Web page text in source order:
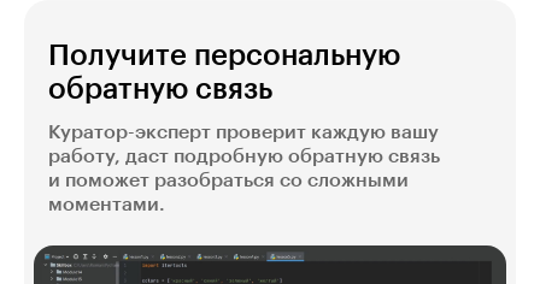
Получите персональную
обратную связь
Куратор-эксперт проверит каждую вашу
работу, даст подробную обратную связь
и поможет разобраться со сложными
моментами.